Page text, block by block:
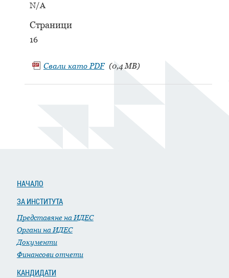
N/A
Страници
16
Свали като PDF (0,4 MB)
НАЧАЛО
ЗА ИНСТИТУТА
Представяне на ИДЕС
Органи на ИДЕС
Документи
Финансови отчети
КАНДИДАТИ